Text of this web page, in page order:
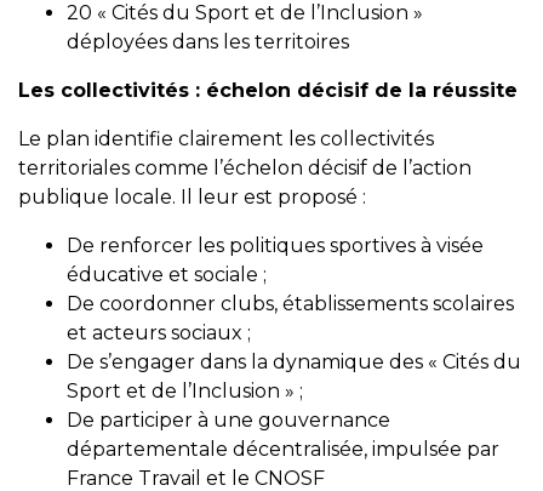
20 « Cités du Sport et de l’Inclusion »
déployées dans les territoires
Les collectivités : échelon décisif de la réussite
Le plan identifie clairement les collectivités
territoriales comme l’échelon décisif de l’action
publique locale. Il leur est proposé :
De renforcer les politiques sportives à visée
éducative et sociale ;
De coordonner clubs, établissements scolaires
et acteurs sociaux ;
De s’engager dans la dynamique des « Cités du
Sport et de l’Inclusion » ;
De participer à une gouvernance
départementale décentralisée, impulsée par
France Travail et le CNOSF